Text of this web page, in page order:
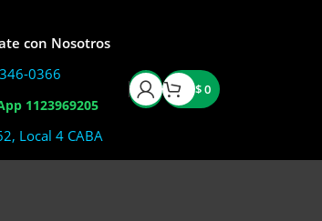
con Nosotros
0366
1123969205
Local 4 CABA
$0